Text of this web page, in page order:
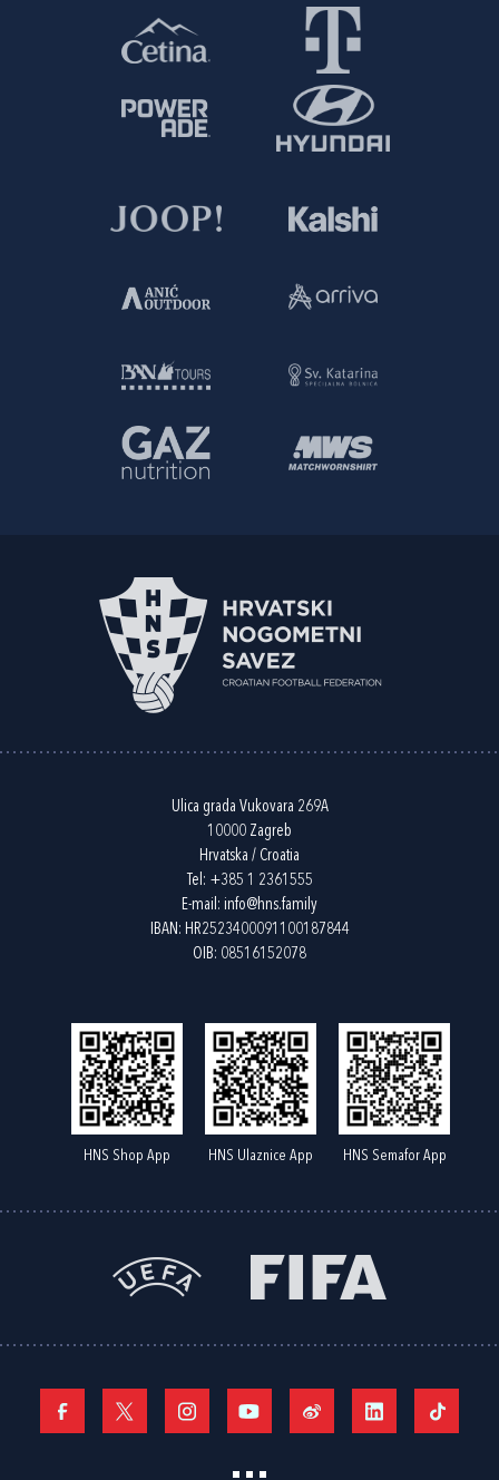
Ulica grada Vukovara 269A
10000 Zagreb
Hrvatska / Croatia
Tel: +385 1 2361555
E-mail: info@hns.family
IBAN: HR2523400091100187844
OIB: 08516152078
HNS Shop App HNS Ulaznice App HNS Semafor App